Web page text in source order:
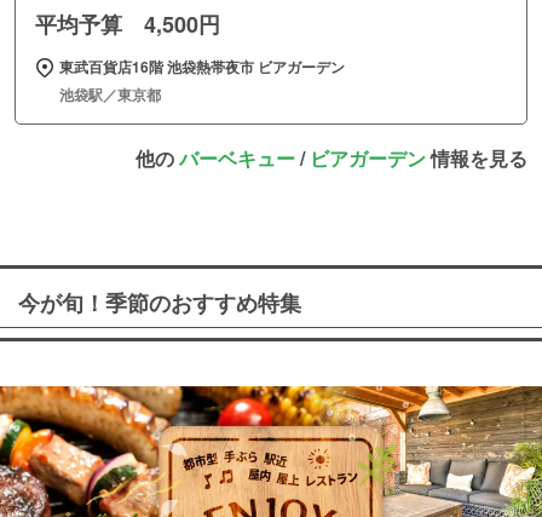
平均予算 4,500円
東武百貨店16階 池袋熱帯夜市 ビアガーデン
池袋駅／東京都
他のバーベキュー/ ビアガーデン情報を見る
今が旬！季節のおすすめ特集